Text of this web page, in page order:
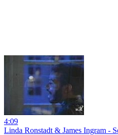
4:09
Linda Ronstadt & James Ingram -